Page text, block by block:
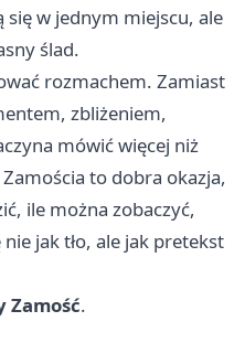
w jednym miejscu, ale
ślad.
rozmachem. Zamiast
zbliżeniem,
mówić więcej niż
to dobra okazja,
ile można zobaczyć,
jak tło, ale jak pretekst
Zamość.